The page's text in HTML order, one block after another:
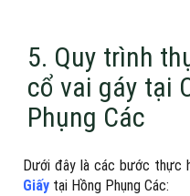
5. Quy trình
cổ vai gáy tại
Phụng Các
Dưới đây là các bước thực
Giấy tại Hồng Phụng Các: